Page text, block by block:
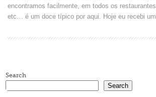
encontramos facilmente, em todos os
etc… é um doce típico por aqui. Hoje eu recebi
Search
Search